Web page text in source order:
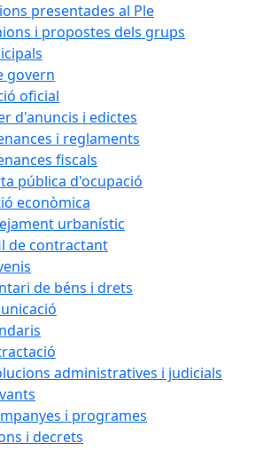
presentades al Ple
i propostes dels grups
govern
oficial
d'anuncis i edictes
i reglaments
fiscals
pública d'ocupació
econòmica
urbanístic
de contractant
de béns i drets
administratives i judicials
i programes
i decrets